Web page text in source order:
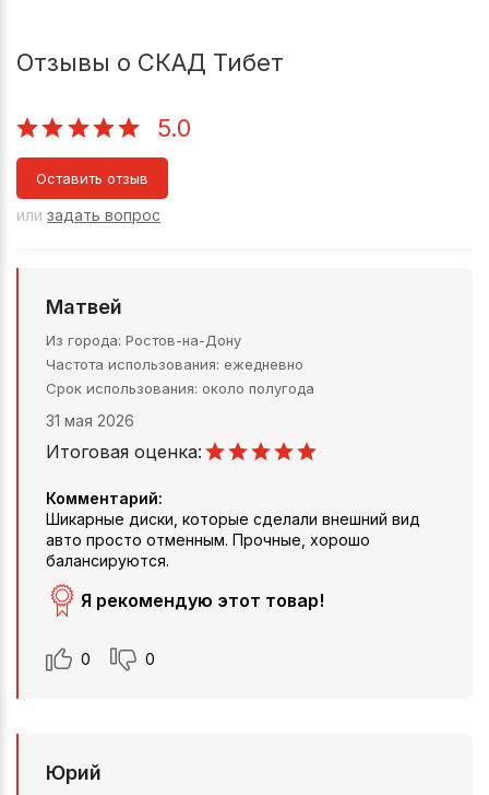
Отзывы о СКАД Тибет
5.0
Оставить отзыв
или задать вопрос
Матвей
Из города Ростов-на-Дону
Частота использования ежедневно
Срок использования около полугода
31 мая 2026
Итоговая оценка:
Комментарий:
Шикарные диски, которые сделали внешний вид
авто просто отменным. Прочные, хорошо
балансируются.
Я рекомендую этот товар!
0 0
Юрий